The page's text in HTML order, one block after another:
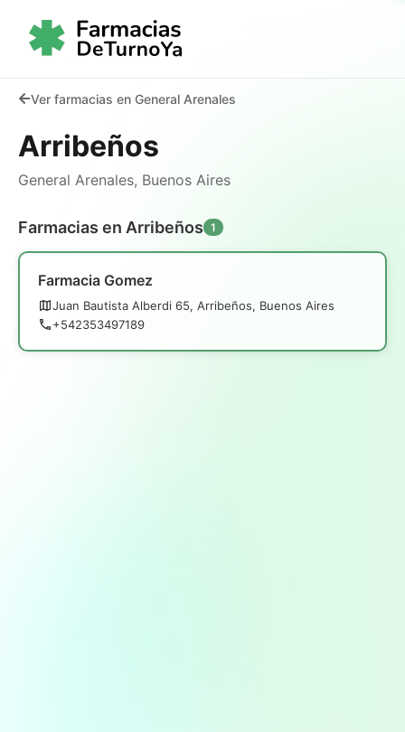
Ver farmacias en General Arenales
Arribeños
General Arenales, Buenos Aires
Farmacias en Arribeños 1
Farmacia Gomez
Juan Bautista Alberdi 65, Arribeños, Buenos Aires
+542353497189